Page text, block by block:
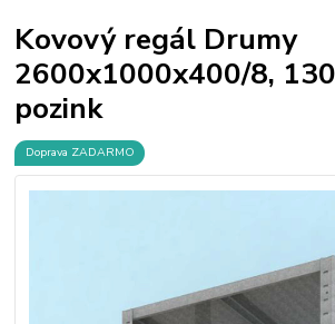
Kovový regál Drumy
2600x1000x400/8,
pozink
Doprava ZADARMO